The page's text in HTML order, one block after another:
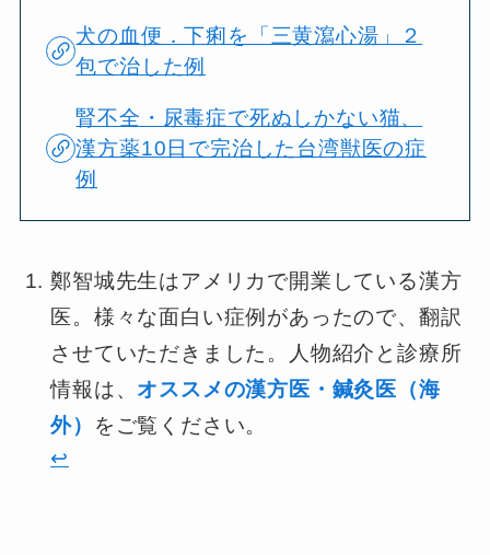
犬の血便．下痢を「三黄瀉心湯」２
包で治した例
腎不全・尿毒症で死ぬしかない猫、
漢方薬10日で完治した台湾獣医の症
例
鄭智城先生はアメリカで開業している漢方
医。様々な面白い症例があったので、翻訳
させていただきました。人物紹介と診療所
情報は、 オススメの漢方医・鍼灸医（海
外）
をご覧ください。
↩︎